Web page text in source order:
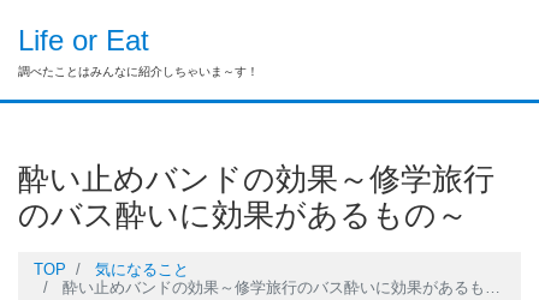
Life or Eat
調べたことはみんなに紹介しちゃいま～す！
酔い止めバンドの効果～修学旅行
のバス酔いに効果があるもの～
TOP
気になること
酔い止めバンドの効果～修学旅行のバス酔いに効果があるもの～